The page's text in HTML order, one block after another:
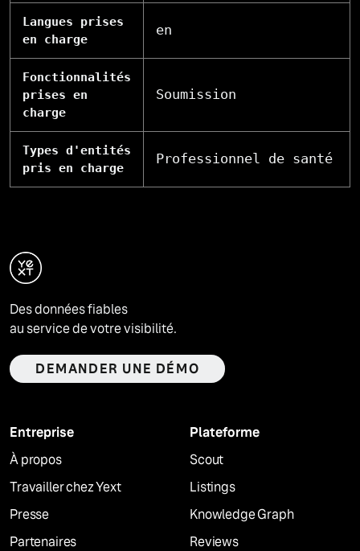
Langues prises
en charge
en
Fonctionnalités
prises en
charge
Soumission
Types d'entités
pris en charge
Professionnel de santé
Des données fiables
au service de votre visibilité.
DEMANDER UNE DÉMO
Entreprise
À propos
Travailler chez Yext
Presse
Partenaires
Plateforme
Scout
Listings
Knowledge Graph
Reviews